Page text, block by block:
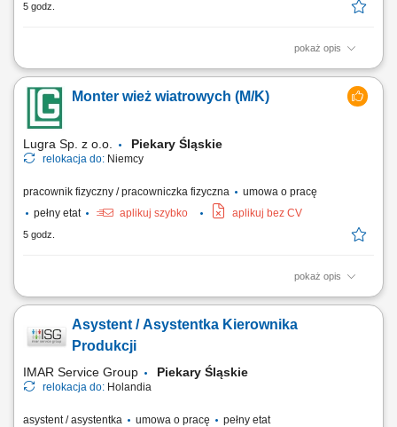
5 godz.
pokaż opis
Zakres obowiązków: Wykonywanie prostych prac produkcyjnych przy
linii. Pakowanie, sortowanie i układanie produktów. Wsparcie procesu
produkcyjnego w zadaniach pomocniczych. Kontrola wizualna jakości
produktów. Utrzymanie porządku na stanowisku pracy.
Monter wież wiatrowych (M/K)
Lugra Sp. z o.o. Piekary Śląskie
relokacja do: Niemcy
pracownik fizyczny / pracowniczka fizyczna
umowa o pracę
pełny etat
aplikuj szybko aplikuj bez CV
5 godz.
pokaż opis
Twój zakres obowiązków montaż wież wiatrowych, montaż
przeciwwskazań do pracy na wysokości; prawo jazdy kat.B;
odpowiedzialność, umiejętność pracy w zespole; mile widziane
Asystent / Asystentka Kierownika
Produkcji
IMAR Service Group Piekary Śląskie
relokacja do: Holandia
asystent / asystentka umowa o pracę pełny etat